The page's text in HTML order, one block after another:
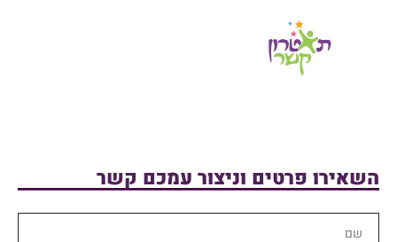
השאירו פרטים וניצור עמכם קשר